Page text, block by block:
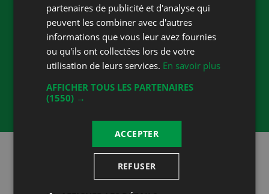
Accueil
Capacité
Heures d'ouverture
jeudi vendredi 17.00- 19.00 samedi 11.00-
12.30 14.00-17.00 et sur demande
Suivez-nous sur les réseaux sociaux!
partenaires de publicité et d'analyse qui
peuvent les combiner avec d'autres
informations que vous leur avez fournies
ou qu'ils ont collectées lors de votre
utilisation de leurs services. En savoir plus
AFFICHER TOUS LES PARTENAIRES
(1550) →
ACCEPTER
REFUSER